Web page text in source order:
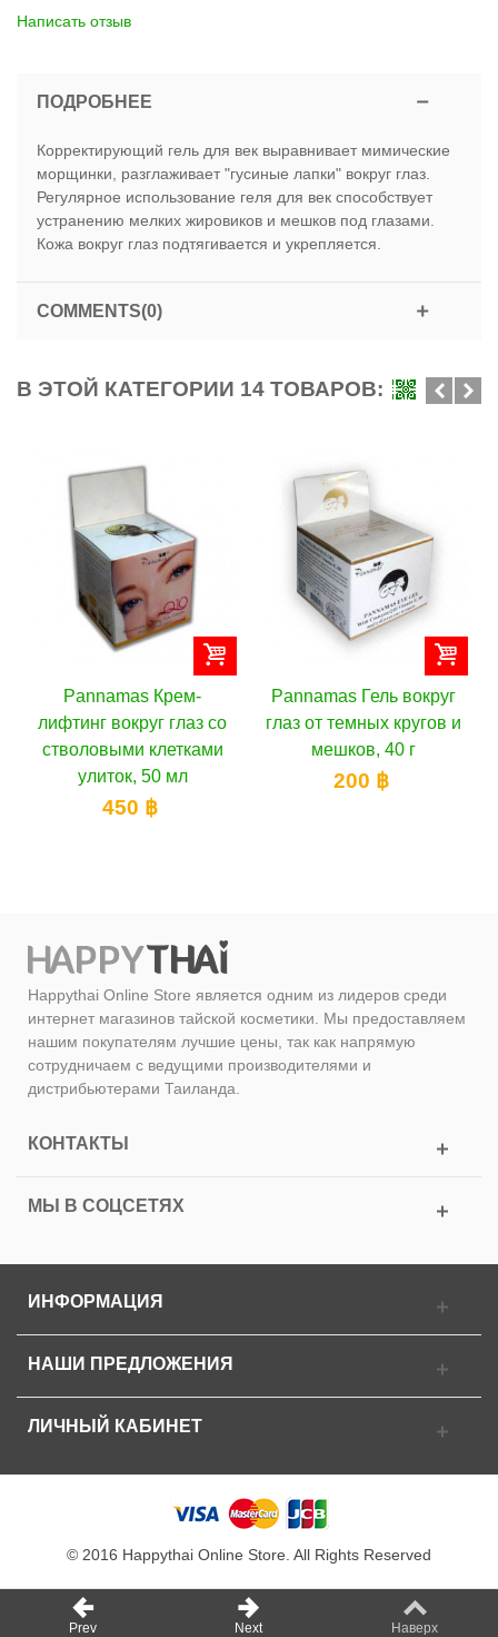
Написать отзыв
ПОДРОБНЕЕ
Корректирующий гель для век выравнивает мимические
морщинки, разглаживает "гусиные лапки" вокруг глаз.
Регулярное использование геля для век способствует
устранению мелких жировиков и мешков под глазами.
Кожа вокруг глаз подтягивается и укрепляется.
COMMENTS(0)
В ЭТОЙ КАТЕГОРИИ 14 ТОВАРОВ:
Pannamas Крем-
лифтинг вокруг глаз со
стволовыми клетками
улиток, 50 мл
450 ฿
Pannamas Гель вокруг
глаз от темных кругов и
мешков, 40 г
200 ฿
Happythai Online Store является одним из лидеров среди
интернет магазинов тайской косметики. Мы предоставляем
нашим покупателям лучшие цены, так как напрямую
сотрудничаем с ведущими производителями и
дистрибьютерами Таиланда.
КОНТАКТЫ
МЫ В СОЦСЕТЯХ
ИНФОРМАЦИЯ
НАШИ ПРЕДЛОЖЕНИЯ
ЛИЧНЫЙ КАБИНЕТ
© 2016 Happythai Online Store. All Rights Reserved
Prev Next Наверх